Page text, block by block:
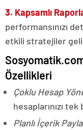
3. Kapsamlı
performansınızı
etkili stratejiler
Özellikleri
Çoklu Hesap
hesaplarınızı
Planlı İçerik